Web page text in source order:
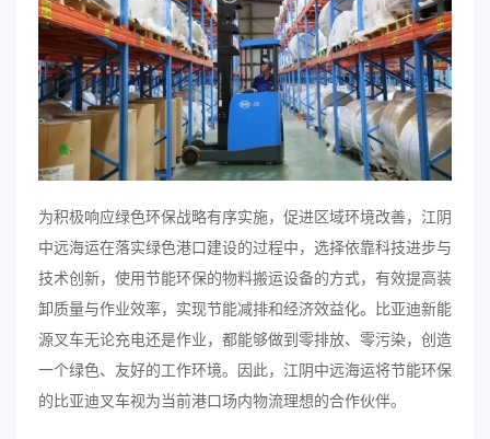
为积极响应绿色环保战略有序实施，促进区域环境改善，江阴
中远海运在落实绿色港口建设的过程中，选择依靠科技进步与
技术创新，使用节能环保的物料搬运设备的方式，有效提高装
卸质量与作业效率，实现节能减排和经济效益化。比亚迪新能
源叉车无论充电还是作业，都能够做到零排放、零污染，创造
一个绿色、友好的工作环境。因此，江阴中远海运将节能环保
的比亚迪叉车视为当前港口场内物流理想的合作伙伴。